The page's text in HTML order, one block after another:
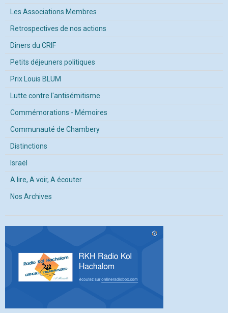
Les Associations Membres
Retrospectives de nos actions
Diners du CRIF
Petits déjeuners politiques
Prix Louis BLUM
Lutte contre l'antisémitisme
Commémorations - Mémoires
Communauté de Chambery
Distinctions
Israël
A lire, A voir, A écouter
Nos Archives